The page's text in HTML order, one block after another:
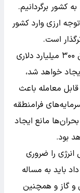
کشور برگردانیم.
ارزی وارد کشور
است.
این کارشناس اقتصادی با اشاره به صندوق ۳۰۰ میلیارد دلاری
خواهد شد،
معامله باعث
فرامنطقه
مانع ایجاد
بود.
را ضروری
باید به مساله
و گاز و همچنین